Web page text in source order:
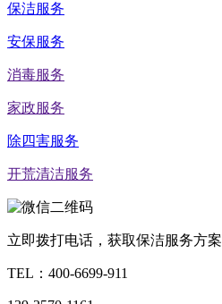
保洁服务
安保服务
消毒服务
家政服务
除四害服务
开荒清洁服务
立即拨打电话，获取保洁服务方案
TEL： 400-6699-911